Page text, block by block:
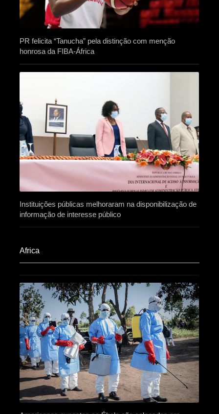
PR felicita “Tanucha” pela distinção com menção
honrosa da FIBA-África
Instituições públicas melhoraram na disponibilização de
informação de interesse público
Africa​